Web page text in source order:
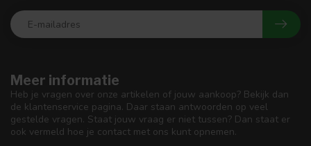
Meer informatie
Heb je vragen over onze artikelen of jouw aankoop? Bekijk dan
de klantenservice pagina. Daar staan antwoorden op veel
gestelde vragen. Staat jouw vraag er niet tussen? Dan staat er
ook vermeld hoe je contact met ons kunt opnemen.